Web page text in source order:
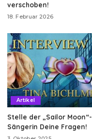
verschoben!
18. Februar 2026
Artikel
Stelle der „Sailor Moon“-
Sängerin Deine Fragen!